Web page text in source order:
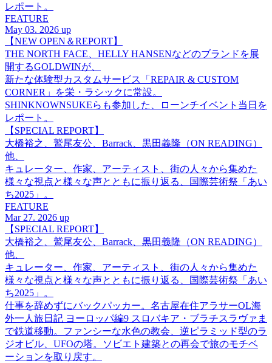
レポート。
FEATURE
May 03. 2026 up
【NEW OPEN＆REPORT】
THE NORTH FACE、HELLY HANSENなどのブランドを展
開するGOLDWINが、
新たな体験型カスタムサービス「REPAIR & CUSTOM
CORNER」を栄・ラシックに常設。
SHINKNOWNSUKEらも参加した、ローンチイベント当日を
レポート。
【SPECIAL REPORT】
大橋裕之、鷲尾友公、Barrack、黒田義隆（ON READING）
他、
キュレーター、作家、アーティスト、街の人々から集めた
様々な視点と様々な声とともに振り返る、国際芸術祭「あい
ち2025」。
FEATURE
Mar 27. 2026 up
【SPECIAL REPORT】
大橋裕之、鷲尾友公、Barrack、黒田義隆（ON READING）
他、
キュレーター、作家、アーティスト、街の人々から集めた
様々な視点と様々な声とともに振り返る、国際芸術祭「あい
ち2025」。
仕事を辞めずにバックパッカー。名古屋在住アラサーOL海
外一人旅日記 ヨーロッパ編9 スロバキア・ブラチスラヴァま
で鉄道移動。ファンシーな水色の教会、逆ピラミッド型のラ
ジオビル、UFOの塔。ソビエト建築との再会で旅のモチベ
ーションを取り戻す。